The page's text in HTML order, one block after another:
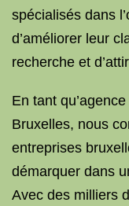
spécialisés dans
d’améliorer leur
recherche et
En tant qu’agence
Bruxelles, nous
entreprises
démarquer dans
Avec des milliers